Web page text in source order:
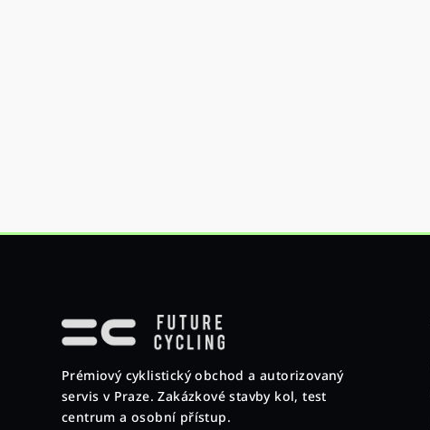
Prémiový cyklistický obchod a autorizovaný
servis v Praze. Zakázkové stavby kol, test
centrum a osobní přístup.